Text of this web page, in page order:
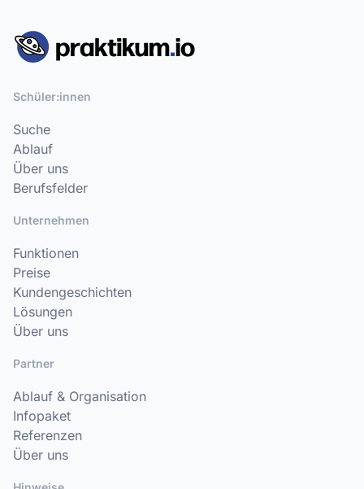
Schüler:innen
Suche
Ablauf
Über uns
Berufsfelder
Unternehmen
Funktionen
Preise
Kundengeschichten
Lösungen
Über uns
Partner
Ablauf & Organisation
Infopaket
Referenzen
Über uns